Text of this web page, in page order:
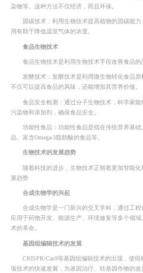
染物等。这种方法不仅经济，而且环保。
固碳技术：利用生物技术提高植物的固碳能
用有助于降低温室气体的浓度。
食品生物技术
食品生物技术是利用生物技术手段改善食品
发酵技术：发酵技术是利用微生物转化食品
不仅可以提高食品的风味，还能增加其营养价值。
食品安全检测：通过分子生物技术，科学家
污染物和添加剂，确保食品安全。
功能性食品：功能性食品是指在传统营养基
品、富含Omega-3脂肪酸的食品等。
生物技术的发展趋势
随着科技的进步，生物技术正朝着更加智能
展趋势
合成生物学的兴起
合成生物学是一门新兴的交叉学科，通过工
应用于药物开发、能源生产、环境修复等多个领
术的革命。
基因组编辑技术的发展
CRISPR/Cas9等基因组编辑技术的出现，使
项技术的快速发展，为基因治疗、转基因作物的改